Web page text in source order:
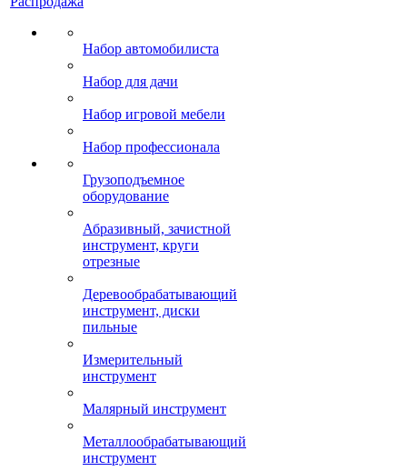
Набор автомобилиста
Набор для дачи
Набор игровой мебели
Набор профессионала
Грузоподъемное
оборудование
Абразивный, зачистной
инструмент, круги
отрезные
Деревообрабатывающий
инструмент, диски
пильные
Измерительный
инструмент
Малярный инструмент
Металлообрабатывающий
инструмент